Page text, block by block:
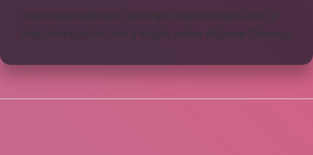
https://rosmedforum.com
https://btibbimedikal.com.tr
https://megaplan.com.tr
knight online nttgame Sitemap